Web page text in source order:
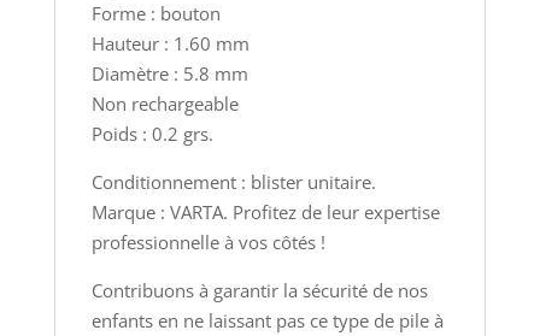
Forme : bouton
Hauteur : 1.60 mm
Diamètre : 5.8 mm
Non rechargeable
Poids : 0.2 grs.
Conditionnement : blister unitaire.
Marque : VARTA. Profitez de leur expertise
professionnelle à vos côtés !
Contribuons à garantir la sécurité de nos
enfants en ne laissant pas ce type de pile à